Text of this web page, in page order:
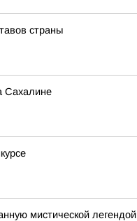
страны
Сахалине
мистической легендой